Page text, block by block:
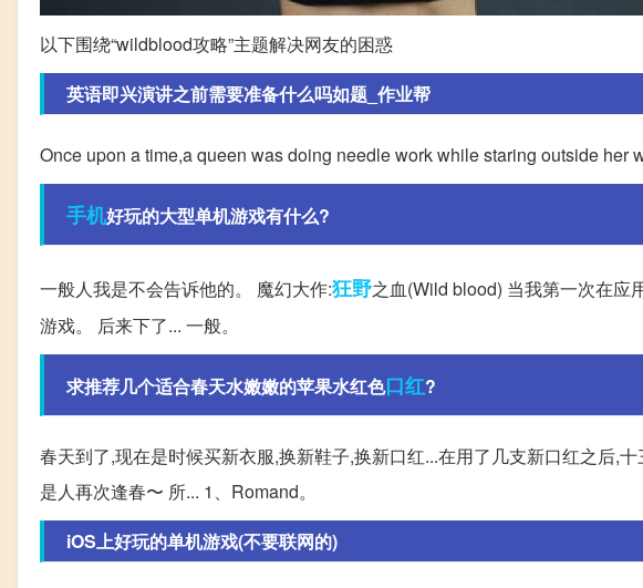
以下围绕“wildblood攻略”主题解决网友的困惑
英语即兴演讲之前需要准备什么吗如题_作业帮
Once upon a time,a queen was doing needle work while staring outside her
手机好玩的大型单机游戏有什么?
一般人我是不会告诉他的。 魔幻大作:狂野之血(Wild blood) 当我第一次在应
游戏。 后来下了... 一般。
求推荐几个适合春天水嫩嫩的苹果水红色口红?
春天到了,现在是时候买新衣服,换新鞋子,换新口红...在用了几支新口红之后,
是人再次逢春〜 所... 1、Romand。
iOS上好玩的单机游戏(不要联网的)